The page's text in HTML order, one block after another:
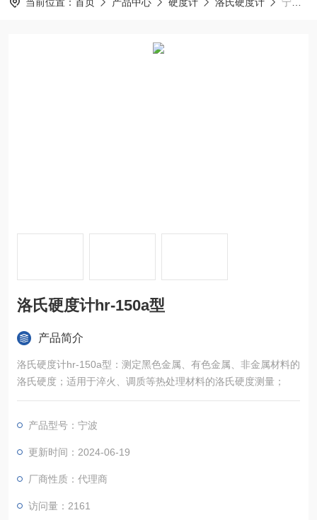
洛氏硬度计hr-150a型
产品简介
洛氏硬度计hr-150a型：测定黑色金属、有色金属、非金属材料的
洛氏硬度；适用于淬火、调质等热处理材料的洛氏硬度测量；
产品型号：宁波
更新时间：2024-06-19
厂商性质：代理商
访问量：2161